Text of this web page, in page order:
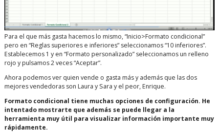
Para el que más gasta hacemos lo mismo, “Inicio>Formato condicional”
pero en “Reglas superiores e inferiores” seleccionamos “10 inferiores”.
Establecemos 1 y en “Formato personalizado” seleccionamos un relleno
rojo y pulsamos 2 veces “Aceptar”.
Ahora podemos ver quien vende o gasta más y además que las dos
mejores vendedoras son Laura y Sara y el peor, Enrique.
Formato condicional tiene muchas opciones de configuración. He
intentado mostrarte que además se puede llegar a la
herramienta muy útil para visualizar información importante muy
rápidamente.